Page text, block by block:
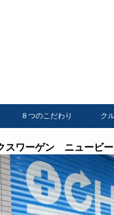
８つのこだわり ク
スワーゲン ニュービ